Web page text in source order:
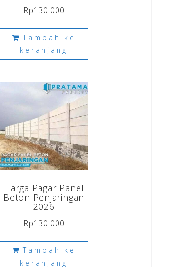
Rp130.000
Tambah ke
keranjang
Harga Pagar Panel
Beton Penjaringan
2026
Rp130.000
Tambah ke
keranjang